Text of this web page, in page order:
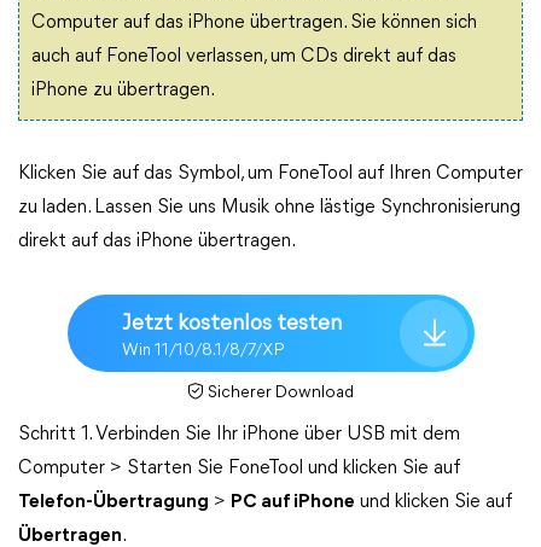
Computer auf das iPhone übertragen. Sie können sich
auch auf FoneTool verlassen, um CDs direkt auf das
iPhone zu übertragen.
Klicken Sie auf das Symbol, um FoneTool auf Ihren Computer
zu laden. Lassen Sie uns Musik ohne lästige Synchronisierung
direkt auf das iPhone übertragen.
Jetzt kostenlos testen
Win 11/10/8.1/8/7/XP
Sicherer Download
Schritt 1. Verbinden Sie Ihr iPhone über USB mit dem
Computer > Starten Sie FoneTool und klicken Sie auf
Telefon-Übertragung > PC auf iPhone und klicken Sie auf
Übertragen.